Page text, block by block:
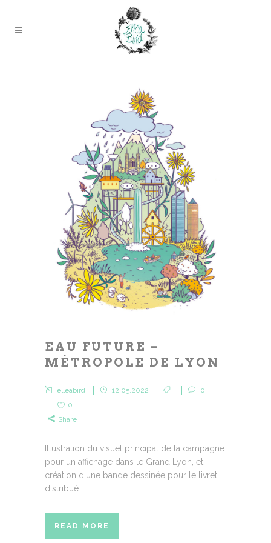
EAU FUTURE –
MÉTROPOLE DE LYON
elleabird 12.05.2022
0
0
Share
Illustration du visuel principal de la campagne
pour un affichage dans le Grand Lyon, et
création d'une bande dessinée pour le livret
distribué...
READ MORE